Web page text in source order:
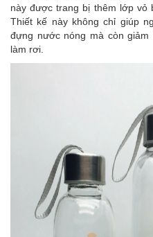
này được trang bị thêm lớp vỏ
Thiết kế này không chỉ giúp
đựng nước nóng mà còn
làm rơi.